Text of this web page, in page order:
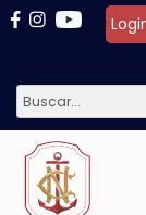
Pular para o